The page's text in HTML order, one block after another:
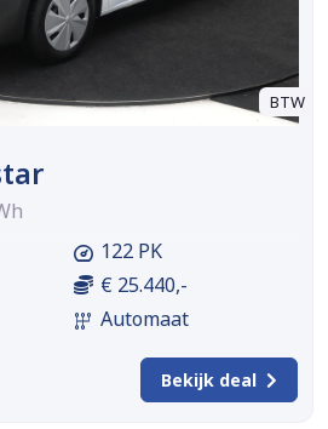
BTW
122 PK
€ 25.440,-
Automaat
Bekijk deal